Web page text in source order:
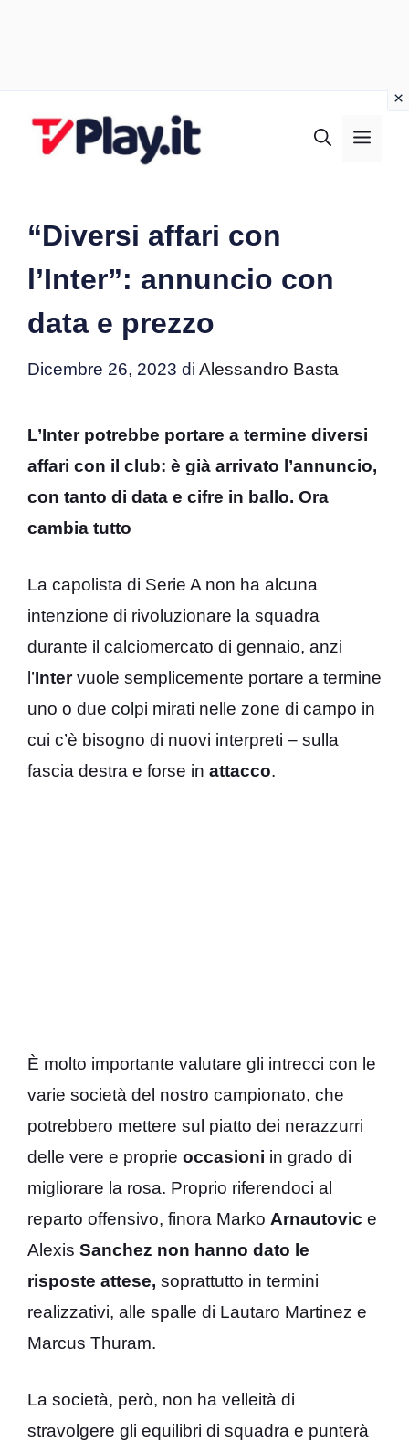
“Diversi affari con
l’Inter”: annuncio con
data e prezzo
Dicembre 26, 2023 di Alessandro Basta
L’Inter potrebbe portare a termine diversi
affari con il club: è già arrivato l’annuncio,
con tanto di data e cifre in ballo. Ora
cambia tutto
La capolista di Serie A non ha alcuna
intenzione di rivoluzionare la squadra
durante il calciomercato di gennaio, anzi
l’Intervuole semplicemente portare a termine
uno o due colpi mirati nelle zone di campo in
cui c’è bisogno di nuovi interpreti – sulla
fascia destra e forse in attacco.
È molto importante valutare gli intrecci con le
varie società del nostro campionato, che
potrebbero mettere sul piatto dei nerazzurri
delle vere e proprie occasioni in grado di
migliorare la rosa. Proprio riferendoci al
reparto offensivo, finora Marko Arnautovic e
Alexis Sanchez non hanno dato le
risposte attese, soprattutto in termini
realizzativi, alle spalle di Lautaro Martinez e
Marcus Thuram.
La società, però, non ha velleità di
stravolgere gli equilibri di squadra e punterà